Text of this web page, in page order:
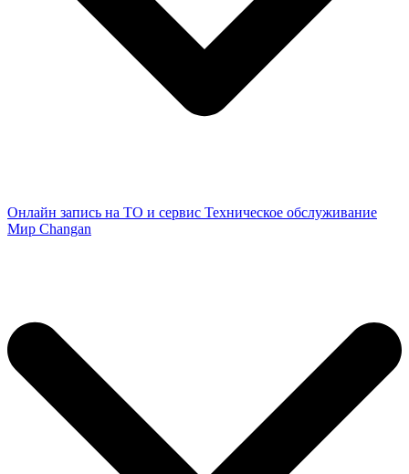
Онлайн запись на ТО и сервис Техническое обслуживание
Мир Changan